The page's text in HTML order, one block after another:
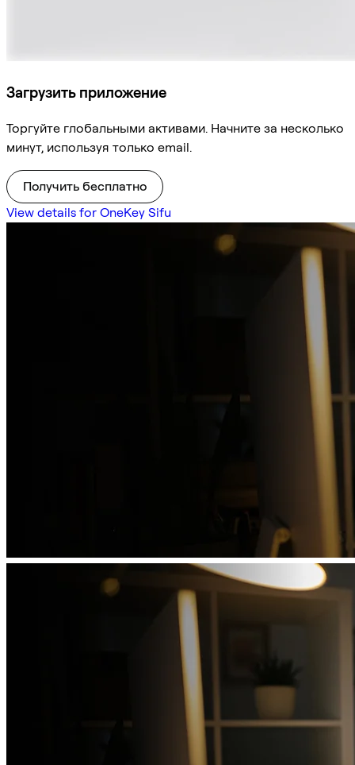
Загрузить приложение
Торгуйте глобальными активами. Начните за несколько
минут, используя только email.
Получить бесплатно
View details for OneKey Sifu